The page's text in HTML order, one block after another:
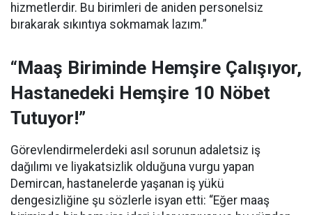
hizmetlerdir. Bu birimleri de aniden personelsiz
bırakarak sıkıntıya sokmamak lazım.”
“Maaş Biriminde Hemşire Çalışıyor,
Hastanedeki Hemşire 10 Nöbet
Tutuyor!”
Görevlendirmelerdeki asıl sorunun adaletsiz iş
dağılımı ve liyakatsizlik olduğuna vurgu yapan
Demircan, hastanelerde yaşanan iş yükü
dengesizliğine şu sözlerle isyan etti: “Eğer maaş